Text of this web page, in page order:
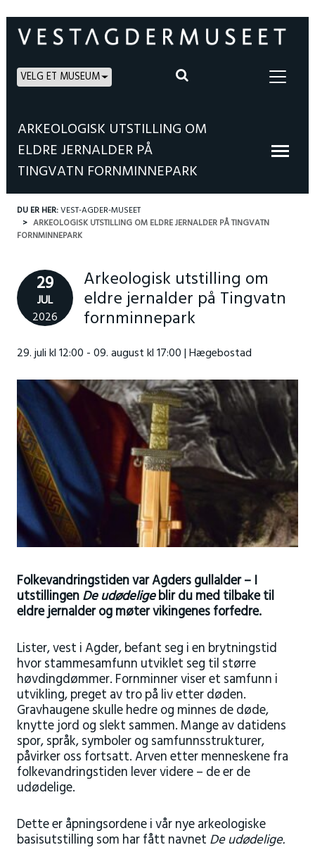
VELG ET MUSEUM
ARKEOLOGISK UTSTILLING OM
ELDRE JERNALDER PÅ
TINGVATN FORNMINNEPARK
DU ER HER:VEST-AGDER-MUSEET
ARKEOLOGISK UTSTILLING OM ELDRE JERNALDER PÅ TINGVATN
FORNMINNEPARK
29
JUL
2026
Arkeologisk utstilling om
eldre jernalder på Tingvatn
fornminnepark
29. juli kl 12:00 - 09. august kl 17:00 | Hægebostad
Folkevandringstiden var Agders gullalder – I
utstillingenDe udødeligeblir du med tilbake til
eldre jernalder og møter vikingenes forfedre.
Lister, vest i Agder, befant seg i en brytningstid
hvor stammesamfunn utviklet seg til større
høvdingdømmer. Fornminner viser et samfunn i
utvikling, preget av tro på liv etter døden.
Gravhaugene skulle hedre og minnes de døde,
knytte jord og slekt sammen. Mange av datidens
spor, språk, symboler og samfunnsstrukturer,
påvirker oss fortsatt. Arven etter menneskene fra
folkevandringstiden lever videre – de er de
udødelige.
Dette er åpningsordene i vår nye arkeologiske
basisutstilling som har fått navnet De udødelige.